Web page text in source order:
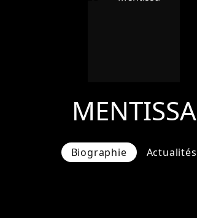
MENTISSA
Biographie Actualités